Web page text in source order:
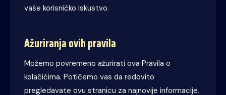
vaše korisničko iskustvo.
Ažuriranja ovih pravila
Možemo povremeno ažurirati ova Pravila o
kolačićima. Potičemo vas da redovito
pregledavate ovu stranicu za najnovije informacije.